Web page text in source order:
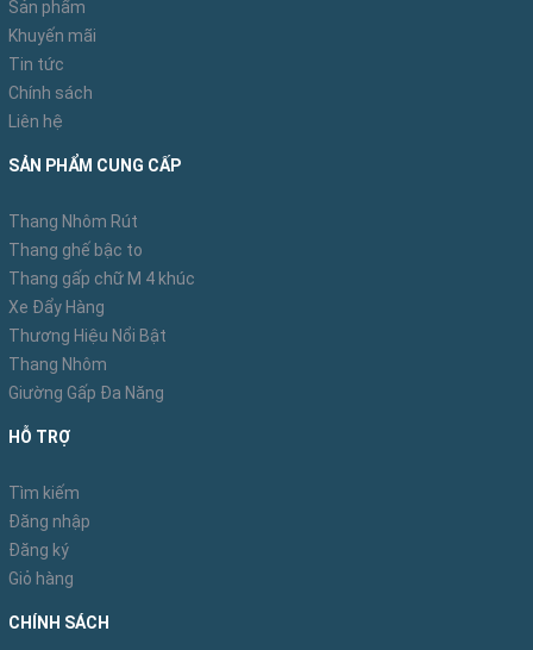
* Thiết kế phù hợp, dễ dử dụng và vệ sinh.
- Sản phẩm thiết kế thanh gọn, chiều cao cân đối, cọc
sắt dạng rút tiện lợi được sơn tĩnh điện chống gỉ .
điểm thời tiết khác nhau. Công tắc dạng bật tắt dễ dàng
- Chân đế: bằng gang rộng, đặt chéo vững chắc giữ ổn
định cho quạt chạy với công suất lớn nhất mà không
rung lắc.
- Chế độ gió nhanh, mạnh phù hợp với các nhà xưởng,
xí nghiệp, nơi đông người.
lau chùi
Với nhiều ưu điểm vượt trội, giá thành hợp lý
công nghiệp Fukada
nhà xưởng, xí nghiệp…
Sản phẩm
Khuyến mãi
Tin tức
Chính sách
Liên hệ
SẢN PHẨM CUNG CẤP
Thang Nhôm Rút
Thang ghế bậc to
Thang gấp chữ M 4 khúc
Xe Đẩy Hàng
Thương Hiệu Nổi Bật
Thang Nhôm
Giường Gấp Đa Năng
HỖ TRỢ
Tìm kiếm
Đăng nhập
Đăng ký
Giỏ hàng
CHÍNH SÁCH